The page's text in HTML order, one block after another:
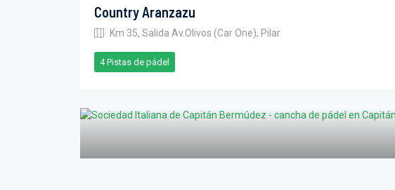
Country Aranzazu
Km 35, Salida Av.Olivos (Car One), Pilar
4 Pistas de pádel